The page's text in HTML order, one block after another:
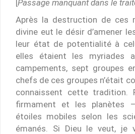
[Passage manquant dans le
Après la destruction de ces
divine eut le désir d’amener
leur état de potentialité à
elles étaient les myriades
campements, sept groupes
chefs de ces groupes n’était
connaissent cette tradition.
firmament et les planètes
étoiles mobiles selon les
émanés. Si Dieu le veut, je